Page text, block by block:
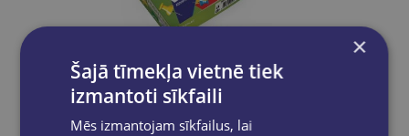
×
Šajā tīmekļa vietnē tiek
izmantoti sīkfaili
Mēs izmantojam sīkfailus, lai